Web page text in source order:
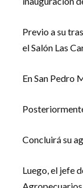
Previo a su
el Salón Las
En San Pedro
Concluirá su
Luego, el jefe